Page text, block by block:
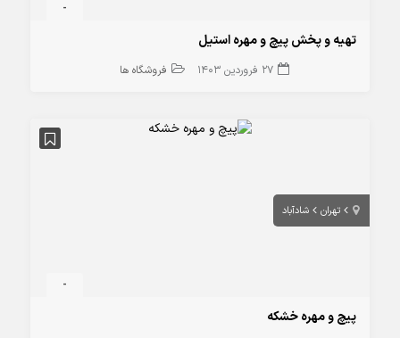
-
تهیه و پخش پیچ و مهره استیل
27 فروردین 1403 فروشگاه ها
تهران شادآباد
-
پیچ و مهره خشکه